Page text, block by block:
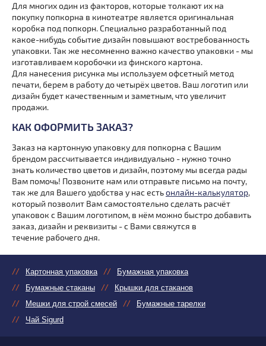
Для многих один из факторов, которые толкают их на
покупку попкорна в кинотеатре является оригинальная
коробка под попкорн. Специально разработанный под
какое-нибудь событие дизайн повышают востребованность
упаковки. Так же несомненно важно качество упаковки - мы
изготавливаем коробочки из финского картона.
Для нанесения рисунка мы используем офсетный метод
печати, берем в работу до четырёх цветов. Ваш логотип или
дизайн будет качественным и заметным, что увеличит
продажи.
КАК ОФОРМИТЬ ЗАКАЗ?
Заказ на картонную упаковку для попкорна с Вашим
брендом рассчитывается индивидуально - нужно точно
знать количество цветов и дизайн, поэтому мы всегда рады
Вам помочь! Позвоните нам или отправьте письмо на почту,
так же для Вашего удобства у нас естьонлайн-калькулятор,
который позволит Вам самостоятельно сделать расчёт
упаковок с Вашим логотипом, в нём можно быстро добавить
заказ, дизайн и реквизиты - с Вами свяжутся в
течение рабочего дня.
Картонная упаковка
Бумажная упаковка
Бумажные стаканы
Крышки для стаканов
Мешки для строй смесей
Бумажные тарелки
Чай Sigurd